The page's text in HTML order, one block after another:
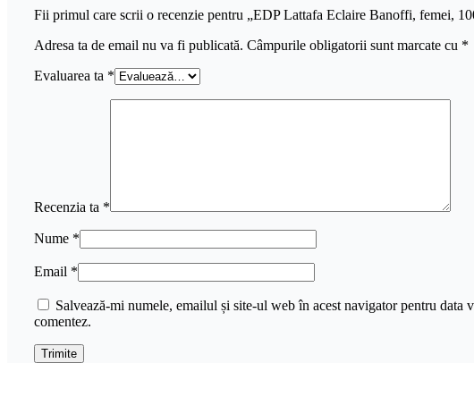
Fii primul care scrii o recenzie pentru „EDP Lattafa Eclaire Banoffi, femei,
Adresa ta de email nu va fi publicată. Câmpurile obligatorii sunt marcate cu *
Evaluarea ta *
Recenzia ta *
Nume *
Email *
Salvează-mi numele, emailul și site-ul web în acest navigator pentru data
comentez.